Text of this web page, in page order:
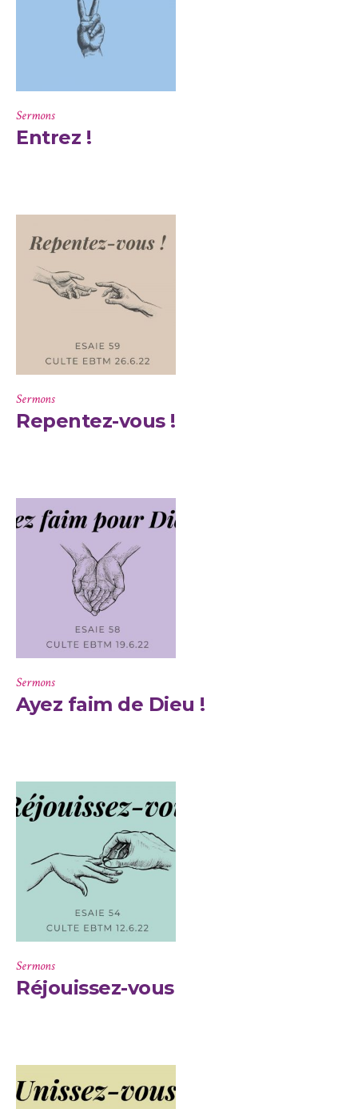
Sermons
Entrez !
Sermons
Repentez-vous !
Sermons
Ayez faim de Dieu !
Sermons
Réjouissez-vous